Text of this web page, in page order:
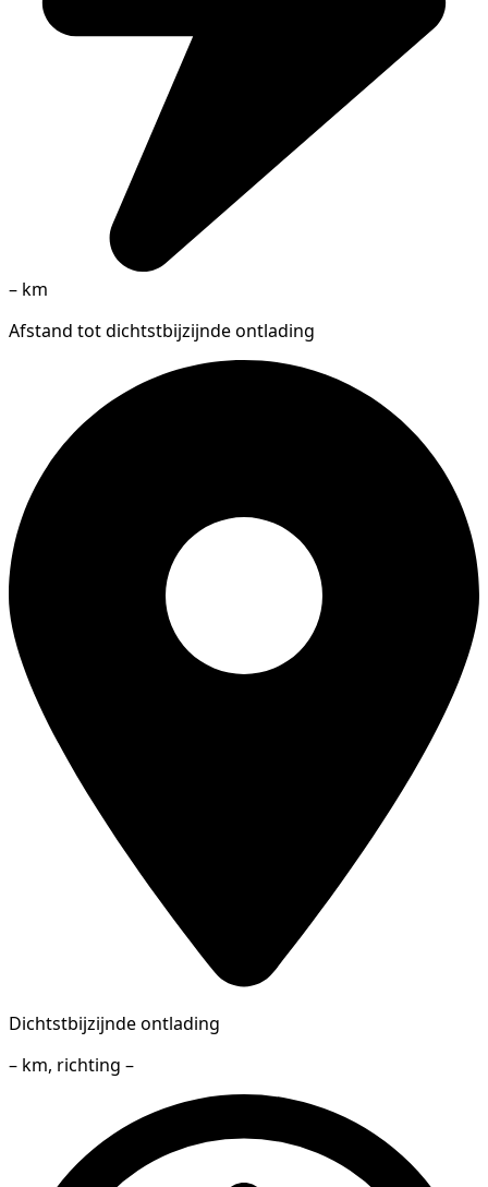
– km
Afstand tot dichtstbijzijnde ontlading
Dichtstbijzijnde ontlading
– km, richting –